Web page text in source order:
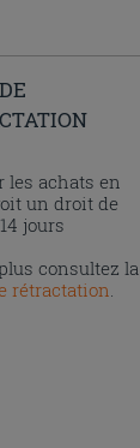
les achats en
un droit de
jours
consultez la
rétractation.